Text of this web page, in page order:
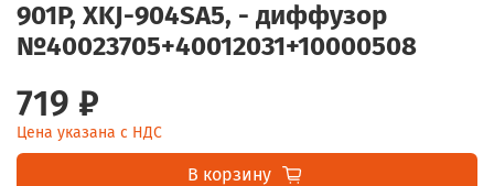
901P, XKJ-904SA5, - диффузор
№40023705+40012031+10000508
719 ₽
Цена указана с НДС
В корзину